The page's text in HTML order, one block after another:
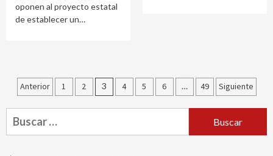
oponen al proyecto estatal
de establecer un…
Paginación
de
entradas
Anterior 1 2 3 4 5 6 … 49 Siguiente
Buscar: